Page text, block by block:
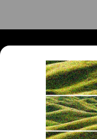
Поиск запчастей
Для автокомпаний